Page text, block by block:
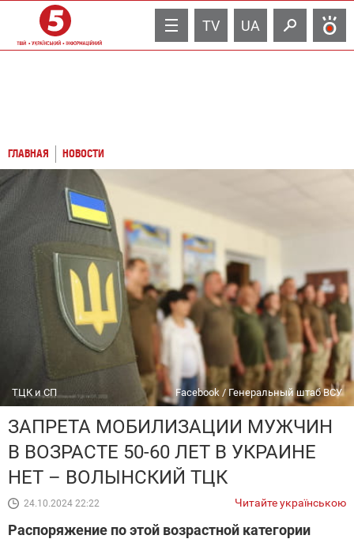
TV UA
ГЛАВНАЯ НОВОСТИ
ТЦК и СП Facebook / Генеральный штаб ВСУ
ЗАПРЕТА МОБИЛИЗАЦИИ МУЖЧИН
В ВОЗРАСТЕ 50-60 ЛЕТ В УКРАИНЕ
НЕТ – ВОЛЫНСКИЙ ТЦК
24.10.2024 22:22 Читайте українською
Распоряжение по этой возрастной категории